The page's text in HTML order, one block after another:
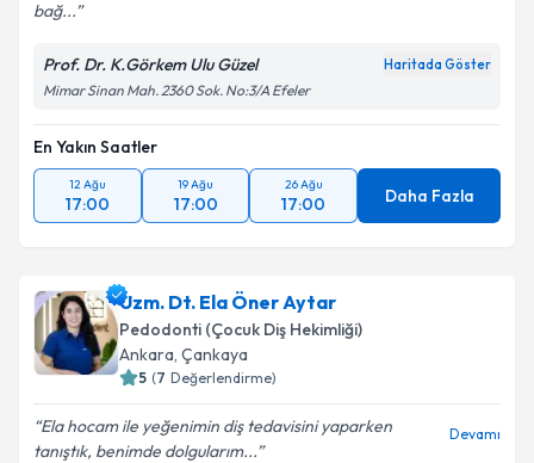
bağ...
Prof. Dr. K.Görkem Ulu Güzel Haritada Göster
Mimar Sinan Mah. 2360 Sok. No:3/A Efeler
En Yakın Saatler
12 Ağu
17:00
19 Ağu
17:00
26 Ağu
17:00 Daha Fazla
Uzm. Dt. Ela Öner Aytar
Pedodonti (Çocuk Diş Hekimliği)
Ankara, Çankaya
5 (7 Değerlendirme)
Ela hocam ile yeğenimin diş tedavisini yaparken
tanıştık, benimde dolgularım...
Devamı